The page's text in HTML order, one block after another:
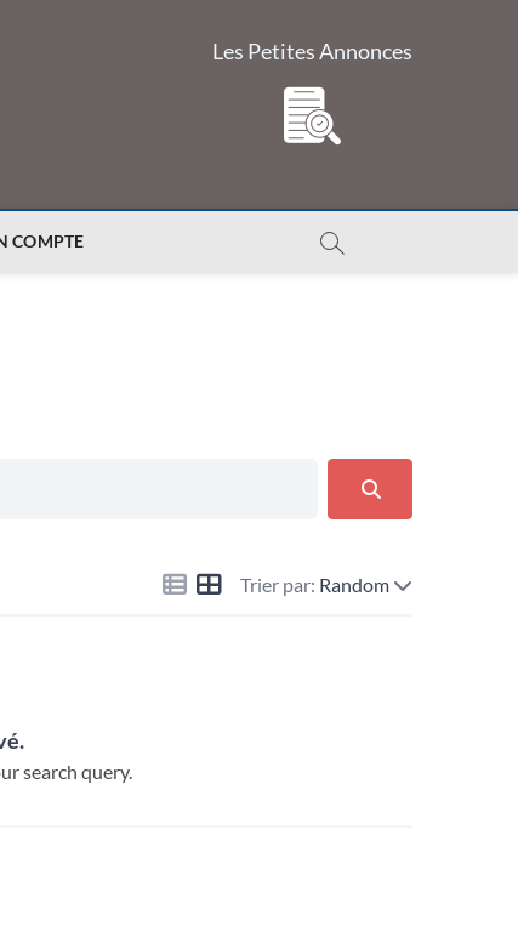
Les Petites Annonces
COMPTE
Trier par: Random
search query.